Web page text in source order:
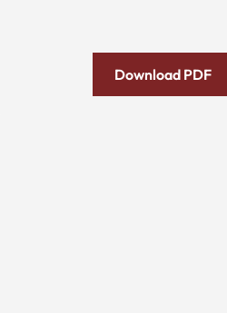
Download PDF